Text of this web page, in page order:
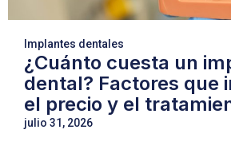
Implantes dentales
¿Cuánto cuesta un
dental? Factores que
el precio y el
julio 31, 2026